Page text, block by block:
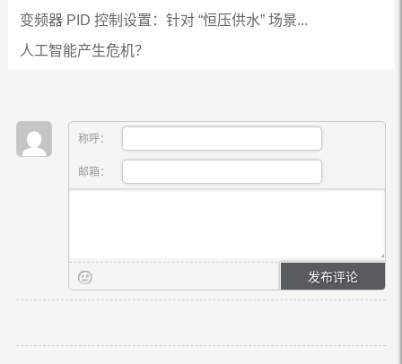
变频器 PID 控制设置：针对 “恒压供水” 场景...
人工智能产生危机？
称呼：
邮箱：